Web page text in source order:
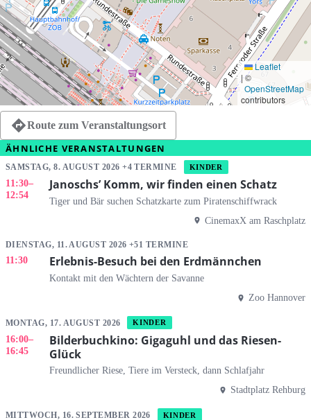
Leaflet
|©
OpenStreetMap
contributors
Route zum Veranstaltungsort
ÄHNLICHE VERANSTALTUNGEN
SAMSTAG, 8. AUGUST 2026 +4 TERMINE KINDER
11:30–
12:54
Janoschs’ Komm, wir finden einen Schatz
Tiger und Bär suchen Schatzkarte zum Piratenschiffwrack
CinemaxX am Raschplatz
DIENSTAG, 11. AUGUST 2026 +51 TERMINE
11:30 Erlebnis-Besuch bei den Erdmännchen
Kontakt mit den Wächtern der Savanne
Zoo Hannover
MONTAG, 17. AUGUST 2026 KINDER
16:00–
16:45
Bilderbuchkino: Gigaguhl und das Riesen-
Glück
Freundlicher Riese, Tiere im Versteck, dann Schlafjahr
Stadtplatz Rehburg
MITTWOCH, 16. SEPTEMBER 2026 KINDER